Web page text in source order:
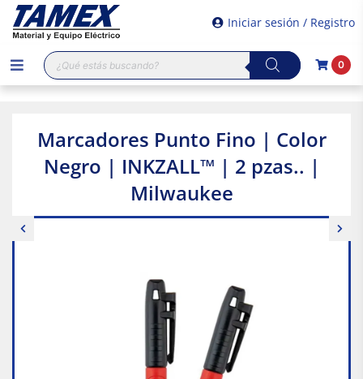
Iniciar sesión / Registro
Búsqueda
de
productos
0
Marcadores Punto Fino | Color
Negro | INKZALL™ | 2 pzas.. |
Milwaukee